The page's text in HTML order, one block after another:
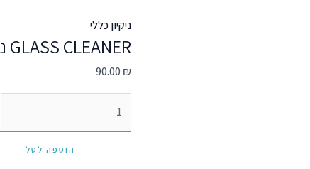
ניקיון כללי
GLASS CLEANER ניקוי חלונות 10ל
90.00 ₪
הוספה לסל